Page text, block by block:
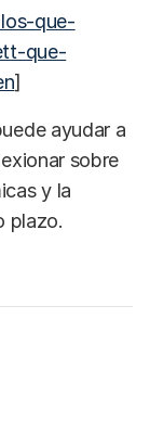
que-
que-
]
ayudar a
sobre
y la
plazo.